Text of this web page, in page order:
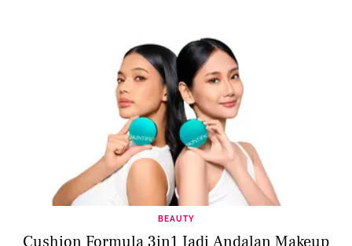
BEAUTY